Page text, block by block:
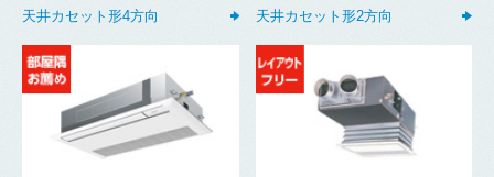
天井カセット形4方向 天井カセット形2方向